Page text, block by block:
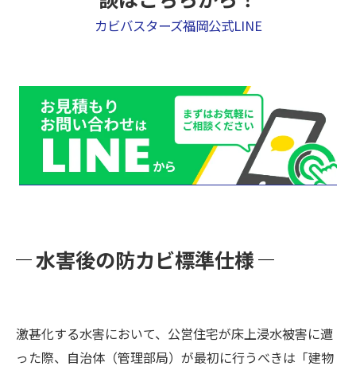
④ 長期持続型の「防カビコーティング処
① 「建物構造」と「含水率」のデータ解析
② 一般社団法人微生物対策協会の「カビ菌
検査（菌種特定）」
住民向けチラシの作り方
② 「泥掃除が先！消毒は後！」の優先順位
で明記する
建築のプロが選ばれる訳
カビバスターズ福岡公式LINE
水害後の防カビ標準仕様
激甚化する水害において、公営住宅が床上浸水被害に遭
った際、自治体（管理部局）が最初に行うべきは「建物